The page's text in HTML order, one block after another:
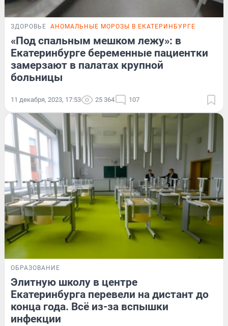
ЗДОРОВЬЕ АНОМАЛЬНЫЕ МОРОЗЫ В ЕКАТЕРИНБУРГЕ
«Под спальным мешком лежу»: в
Екатеринбурге беременные пациентки
замерзают в палатах крупной
больницы
11 декабря, 2023, 17:53 25 364 107
ОБРАЗОВАНИЕ
Элитную школу в центре
Екатеринбурга перевели на дистант до
конца года. Всё из-за вспышки
инфекции